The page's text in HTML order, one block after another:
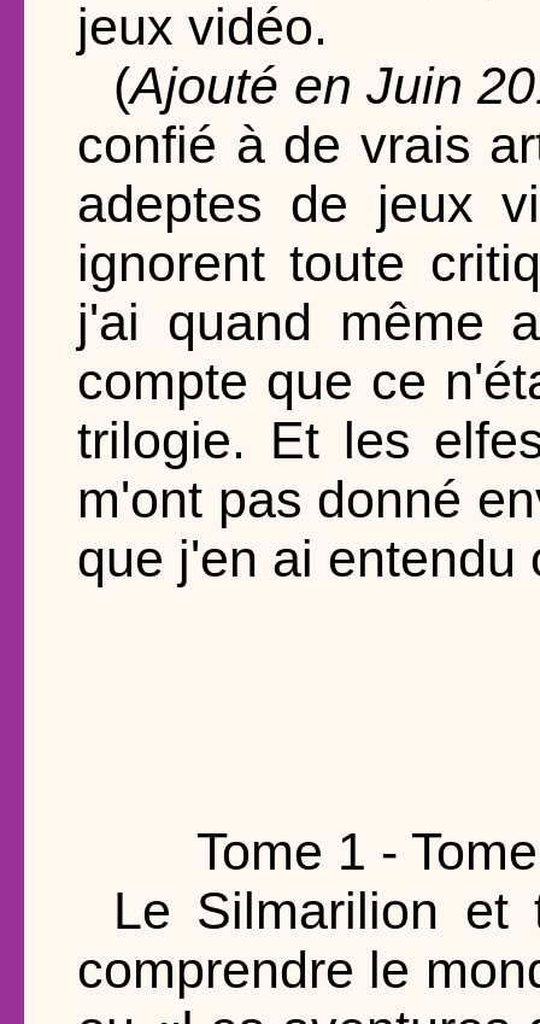
jeux vidéo.
(Ajouté en Juin
confié à de vrais
adeptes de jeux
ignorent toute
j'ai quand même
compte que ce
trilogie. Et les
m'ont pas donné
que j'en ai entendu
Tome 1 -
Le Silmarilion et
comprendre le